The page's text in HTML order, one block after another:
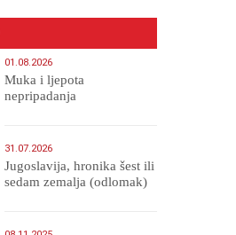
01.08.2026
Muka i ljepota
nepripadanja
31.07.2026
Jugoslavija, hronika šest ili
sedam zemalja (odlomak)